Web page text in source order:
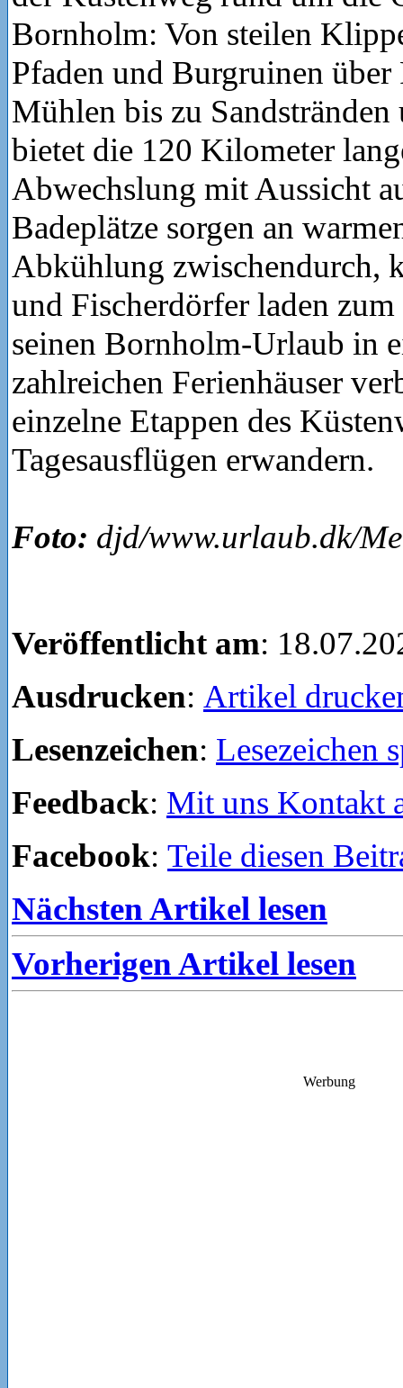
Bornholm: Von steilen
Pfaden und Burgruinen
Mühlen bis zu Sandstränden
bietet die 120 Kilometer
Abwechslung mit Aussicht
Badeplätze sorgen an
Abkühlung zwischendurch,
und Fischerdörfer laden zum
seinen Bornholm-Urlaub in
zahlreichen Ferienhäuser
einzelne Etappen des
Tagesausflügen erwandern.
Foto: djd/www.urlaub.dk/
Veröffentlicht am:
Ausdrucken: Artikel
Lesenzeichen: Lesezeichen
Feedback: Mit uns Kontakt
Facebook: Teile diesen
Nächsten Artikel lesen
Vorherigen Artikel lesen
Werbung